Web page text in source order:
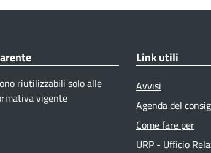
riutilizzabili solo alle
vigente
Link utili
Avvisi
Agenda del
Come fare per
URP - Ufficio